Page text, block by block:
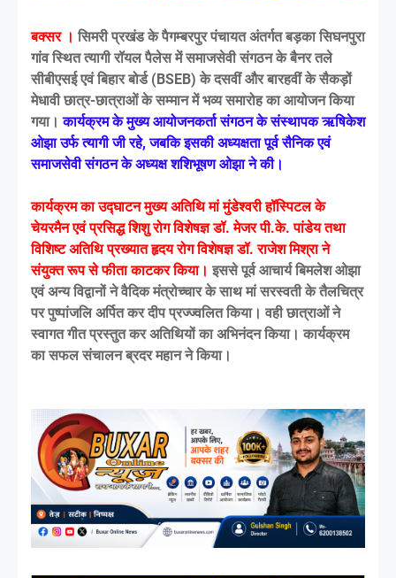
बक्सर ।सिमरी प्रखंड के पैगम्बरपुर पंचायत अंतर्गत बड़का सिघनपुरा
गांव स्थित त्यागी रॉयल पैलेस में समाजसेवी संगठन के बैनर तले
सीबीएसई एवं बिहार बोर्ड (BSEB) के दसवीं और बारहवीं के सैकड़ों
मेधावी छात्र-छात्राओं के सम्मान में भव्य समारोह का आयोजन किया
गया।कार्यक्रम के मुख्य आयोजनकर्ता संगठन के संस्थापक ऋषिकेश
ओझा उर्फ त्यागी जी रहे, जबकि इसकी अध्यक्षता पूर्व सैनिक एवं
समाजसेवी संगठन के अध्यक्ष शशिभूषण ओझा ने की।
कार्यक्रम का उद्घाटन मुख्य अतिथि मां मुंडेश्वरी हॉस्पिटल के
चेयरमैन एवं प्रसिद्ध शिशु रोग विशेषज्ञ डॉ. मेजर पी.के. पांडेय तथा
विशिष्ट अतिथि प्रख्यात हृदय रोग विशेषज्ञ डॉ. राजेश मिश्रा ने
संयुक्त रूप से फीता काटकर किया। इससे पूर्व आचार्य बिमलेश ओझा
एवं अन्य विद्वानों ने वैदिक मंत्रोच्चार के साथ मां सरस्वती के तैलचित्र
पर पुष्पांजलि अर्पित कर दीप प्रज्ज्वलित किया। वही छात्राओं ने
स्वागत गीत प्रस्तुत कर अतिथियों का अभिनंदन किया। कार्यक्रम
का सफल संचालन ब्रदर महान ने किया।